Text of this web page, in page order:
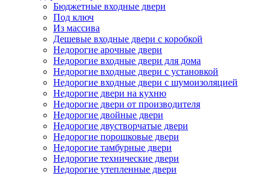
Бюджетные входные двери
Под ключ
Из массива
Дешевые входные двери с коробкой
Недорогие арочные двери
Недорогие входные двери для дома
Недорогие входные двери с установкой
Недорогие входные двери с шумоизоляцией
Недорогие двери на кухню
Недорогие двери от производителя
Недорогие двойные двери
Недорогие двустворчатые двери
Недорогие порошковые двери
Недорогие тамбурные двери
Недорогие технические двери
Недорогие утепленные двери